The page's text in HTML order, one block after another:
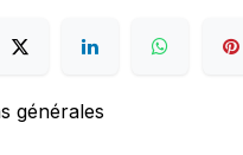
générales